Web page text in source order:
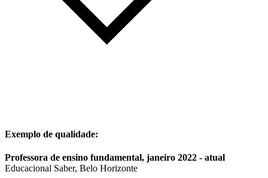
Exemplo de qualidade:
Professora de ensino fundamental, janeiro 2022 - atual
Educacional Saber, Belo Horizonte